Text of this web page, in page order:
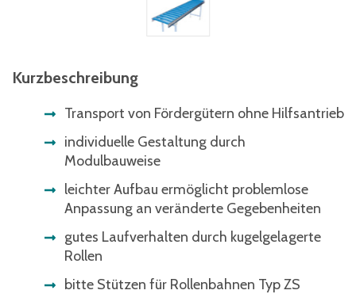
Kurzbeschreibung
Transport von Fördergütern ohne Hilfsantrieb
individuelle Gestaltung durch
Modulbauweise
leichter Aufbau ermöglicht problemlose
Anpassung an veränderte Gegebenheiten
gutes Laufverhalten durch kugelgelagerte
Rollen
bitte Stützen für Rollenbahnen Typ ZS